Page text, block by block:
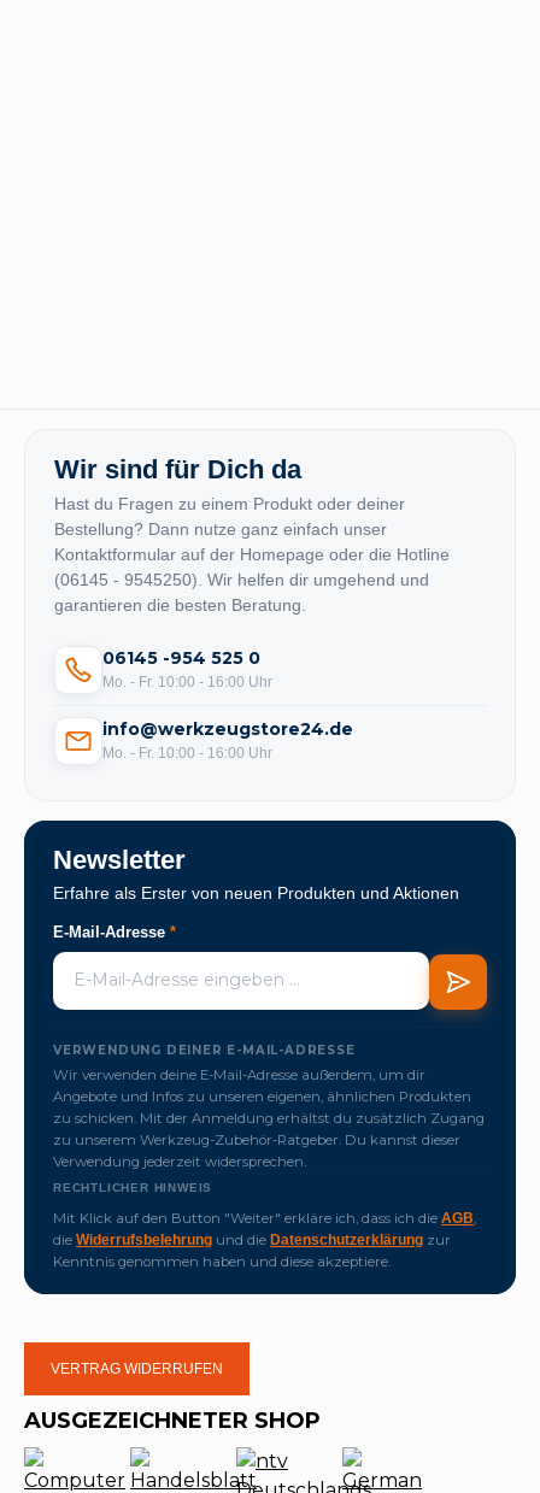
Wir sind für Dich da
Hast du Fragen zu einem Produkt oder deiner
Bestellung? Dann nutze ganz einfach unser
Kontaktformular auf der Homepage oder die Hotline
(06145 - 9545250). Wir helfen dir umgehend und
garantieren die besten Beratung.
06145 -954 525 0
Mo. - Fr. 10:00 - 16:00 Uhr
info@werkzeugstore24.de
Mo. - Fr. 10:00 - 16:00 Uhr
Newsletter
Erfahre als Erster von neuen Produkten und Aktionen
E-Mail-Adresse *
VERWENDUNG DEINER E-MAIL-ADRESSE
Wir verwenden deine E-Mail-Adresse außerdem, um dir
Angebote und Infos zu unseren eigenen, ähnlichen Produkten
zu schicken. Mit der Anmeldung erhältst du zusätzlich Zugang
zu unserem Werkzeug-Zubehör-Ratgeber. Du kannst dieser
Verwendung jederzeit widersprechen.
RECHTLICHER HINWEIS
Mit Klick auf den Button "Weiter" erkläre ich, dass ich die AGB
die Widerrufsbelehrung und die Datenschutzerklärung zur
Kenntnis genommen haben und diese akzeptiere.
VERTRAG WIDERRUFEN
AUSGEZEICHNETER SHOP